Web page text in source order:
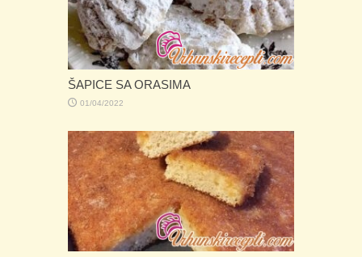
ŠAPICE SA ORASIMA
01/04/2022